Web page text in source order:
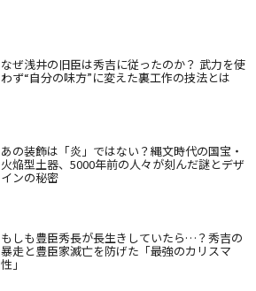
なぜ浅井の旧臣は秀吉に従ったのか？ 武力を使
わず“自分の味方”に変えた裏工作の技法とは
あの装飾は「炎」ではない？縄文時代の国宝・
火焔型土器、5000年前の人々が刻んだ謎とデザ
インの秘密
もしも豊臣秀長が長生きしていたら…？秀吉の
暴走と豊臣家滅亡を防げた「最強のカリスマ
性」